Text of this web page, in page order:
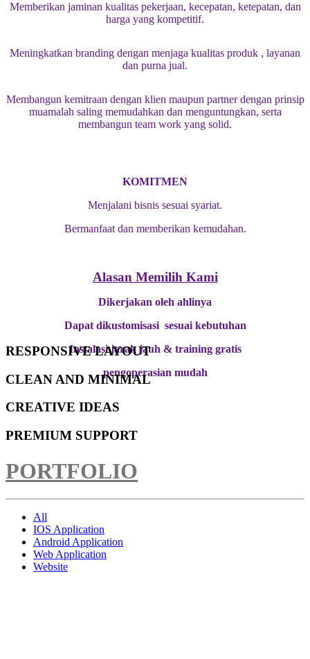
Memberikan jaminan kualitas pekerjaan, kecepatan, ketepatan, dan
harga yang kompetitif.
Meningkatkan branding dengan menjaga kualitas produk , layanan
dan purna jual.
Membangun kemitraan dengan klien maupun partner dengan prinsip
muamalah saling memudahkan dan menguntungkan, serta
membangun team work yang solid.
KOMITMEN
Menjalani bisnis sesuai syariat.
Bermanfaat dan memberikan kemudahan.
Alasan Memilih Kami
Dikerjakan oleh ahlinya
Dapat dikustomisasi sesuai kebutuhan
Instalasi jarak jauh & training gratis
pengoperasian mudah
RESPONSIVE LAYOUT
CLEAN AND MINIMAL
CREATIVE IDEAS
PREMIUM SUPPORT
PORTFOLIO
All
IOS Application
Android Application
Web Application
Website